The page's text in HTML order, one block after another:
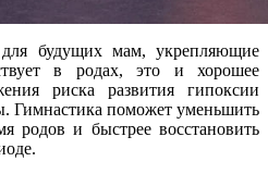
будущих мам, укрепляющие
в родах, это и хорошее
риска развития гипоксии
Гимнастика поможет уменьшить
родов и быстрее восстановить